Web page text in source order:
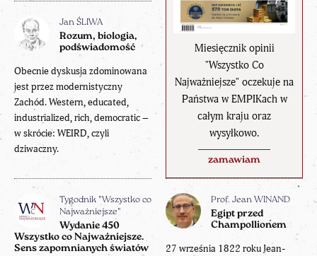
Miesięcznik opinii
"Wszystko Co
Najważniejsze" oczekuje na
Państwa w EMPIKach w
całym kraju oraz
wysyłkowo.
zamawiam
Jan ŚLIWA
Rozum, biologia,
podświadomość
Obecnie dyskusja zdominowana
jest przez modernistyczny
Zachód. Western, educated,
industrialized, rich, democratic –
w skrócie: WEIRD, czyli
dziwaczny.
Tygodnik "Wszystko co
Najważniejsze"
Wydanie 450
Wszystko co Najważniejsze.
Sens zapomnianych światów
Prof. Jean WINAND
Egipt przed
Champollionem
27 września 1822 roku Jean-